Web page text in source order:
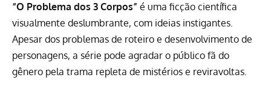
“O Problema dos 3 Corpos” é uma ficção científica
visualmente deslumbrante, com ideias instigantes.
Apesar dos problemas de roteiro e desenvolvimento de
personagens, a série pode agradar o público fã do
gênero pela trama repleta de mistérios e reviravoltas.